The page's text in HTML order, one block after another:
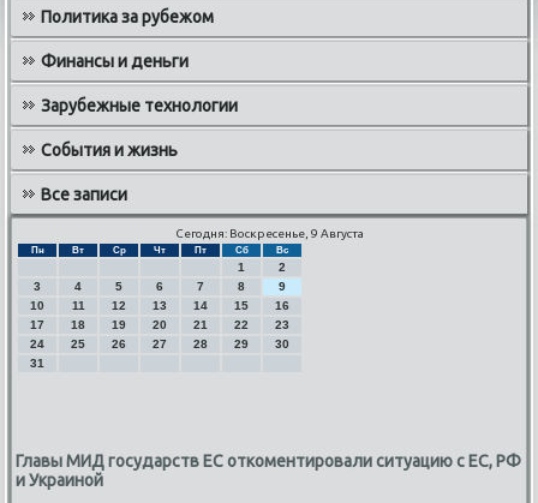
Политика за рубежом
Финансы и деньги
Зарубежные технологии
События и жизнь
Все записи
Сегодня: Воскресенье, 9 Августа
Пн Вт Ср Чт Пт Сб Вс
1
2
3
4 5 6 7 8
9
10
11 12 13 14 15
16
17
18 19 20 21 22
23
24
25 26 27 28 29
30
31
Главы МИД государств ЕС откоментировали ситуацию с ЕС, РФ
и Украиной